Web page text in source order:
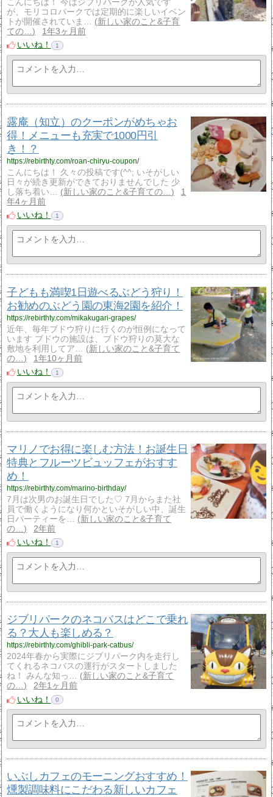
こんにちは！ 今はジブリパークが人気です
が、モリコロパークでは定期的に楽しいイベン
トが開催されていま…
新しい家のこと&子育
ての…
1年3ヶ月前
いいね！
1
露庵（知立）のクーポンがめちゃお
得！メニューも充実で1000円引
き！？
https://rebirthty.com/roan-chiryu-coupon/
こんにちは！ 久々の投稿です(^^; いそがしい
日々が続き更新ができておりませんでした 少
し落ち着い…
新しい家のこと&子育ての…
1
年4ヶ月前
いいね！
1
子どもも満喫1日遊べるぶどう狩り！
お勧めのぶどう園の東海2園を紹介！
https://rebirthty.com/mikakugari-grapes/
近年、毎年ブドウ狩りに行くのが恒例になって
います ブドウの施設は、ブドウ狩りの莫大な
敷地を利用してア…
新しい家のこと&子育て
の…
1年10ヶ月前
いいね！
1
マリノでお得に楽しむ方法！お誕生日
特典とフルーツビュッフェがおすす
め！
https://rebirthty.com/marino-birthday/
7月は次男のお誕生日でした♡ 7月からまた社
員で働くようになり何かといそがしい中、誕生
日パーティーを…
新しい家のこと&子育て
の…
2年前
いいね！
1
ジブリパークのネコバスはどこで乗れ
る？大人も楽しめる？
https://rebirthty.com/ghibli-park-catbus/
2024年春から実際にジブリパーク内を走行し
てくれるネコバスの運行がスタートしました
ね！ みんな知っ…
新しい家のこと&子育て
の…
2年1ヶ月前
いいね！
0
いぶしカフェのモーニングおすすめ！
燻製調味料にこだわる新しいカフェ